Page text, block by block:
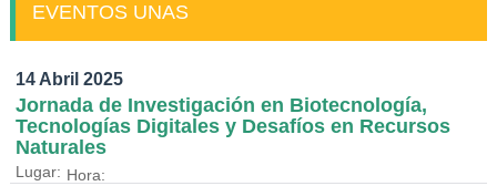
EVENTOS UNAS
14 Abril 2025
Jornada de Investigación en Biotecnología,
Tecnologías Digitales y Desafíos en Recursos
Naturales
Lugar: Hora: